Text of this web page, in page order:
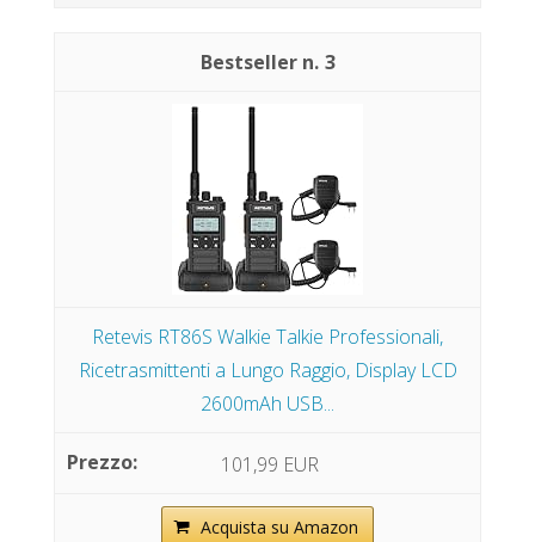
3
Retevis RT86S Walkie Talkie Professionali,
Ricetrasmittenti a Lungo Raggio, Display LCD
2600mAh USB...
101,99 EUR
Acquista su Amazon